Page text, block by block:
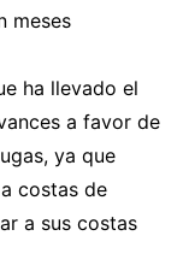
meses
ha llevado el
a favor de
ya que
costas de
a sus costas